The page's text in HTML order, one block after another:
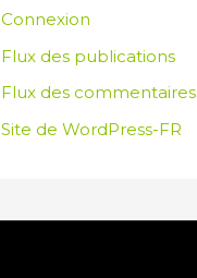
Connexion
Flux des publications
Flux des commentaires
Site de WordPress-FR